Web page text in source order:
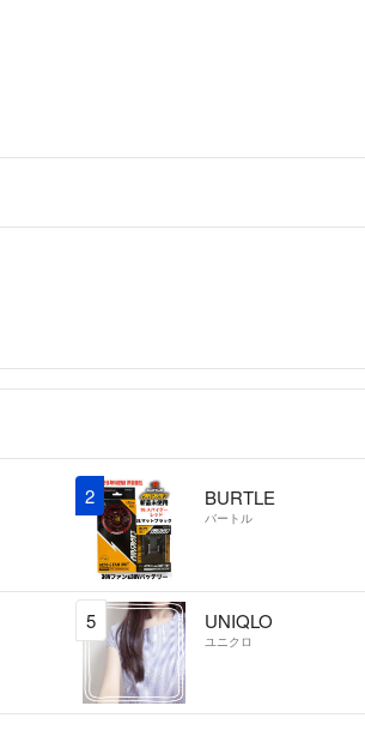
2 BURTLE
バートル
5 UNIQLO
ユニクロ